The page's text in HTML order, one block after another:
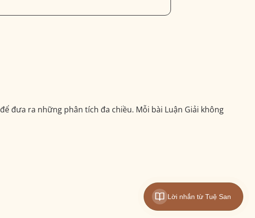
Lời nhắn từ Tuệ San
đưa ra những phân tích đa chiều. Mỗi bài Luận Giải không